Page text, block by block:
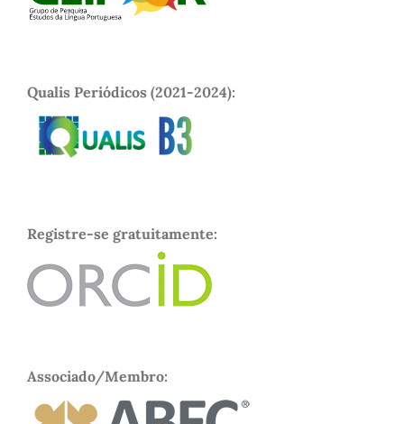
Qualis Periódicos (2021-2024):
Registre-se gratuitamente:
Associado/Membro: